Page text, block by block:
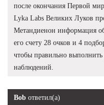
после окончания Первой
Lyka Labs Великих Луков
Метандиенон информация об
его счету 28 очков и 4
чтобы правильно
наблюдений.
Bob ответил(а)